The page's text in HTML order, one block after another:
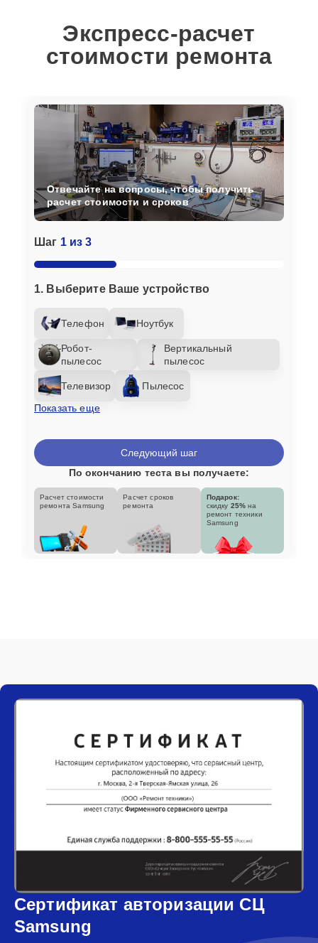
Экспресс-расчет
стоимости ремонта
Шаг 1 из 3
1. Выберите Ваше устройство
Телефон Ноутбук
Робот-
пылесос
Вертикальный
пылесос
Телевизор
Пылесос
Показать еще
Отвечайте на вопросы, чтобы получить
расчет стоимости и сроков
Следующий шаг
По окончанию теста вы получаете:
Расчет стоимости
ремонта Samsung
Расчет сроков
ремонта
Подарок:
скидку 25% на
ремонт техники
Samsung
Сертификат авторизации СЦ
Samsung